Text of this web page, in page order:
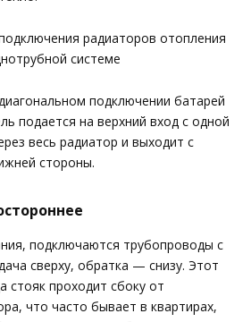
радиаторов отопления
системе
подключении батарей
подается на верхний вход с одной
весь радиатор и выходит с
стороны.
подключаются трубопроводы с
сверху, обратка — снизу. Этот
стояк проходит сбоку от
что часто бывает в квартирах,